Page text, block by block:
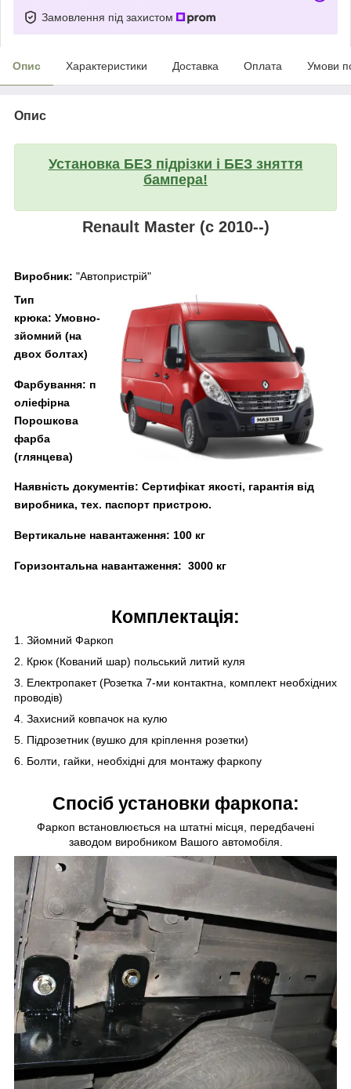
Замовлення під захистом
Опис Характеристики Доставка Оплата Умови
Опис
Установка БЕЗ підрізки і БЕЗ зняття
бампера!
RenaultMaster (c 2010--)
Виробник: "Автопристрій"
Тип
крюка: Умовно-
зйомний (на
двох болтах)
Фарбування: п
оліефірна
Порошкова
фарба
(глянцева)
Наявність документів: Сертифікат якості, гарантія від
виробника, тех. паспорт пристрою.
Вертикальне навантаження: 100 кг
Горизонтальна навантаження: 3000 кг
Комплектація:
1. Зйомний Фаркоп
2. Крюк (Кований шар) польський литий куля
3. Електропакет (Розетка 7-ми контактна, комплект необхідних
проводів)
4. Захисний ковпачок на кулю
5. Підрозетник (вушко для кріплення розетки)
6. Болти, гайки, необхідні для монтажу фаркопу
Спосіб установки фаркопа:
Фаркоп встановлюється на штатні місця, передбачені
заводом виробником Вашого автомобіля.